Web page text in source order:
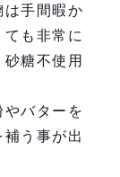
手間暇か
も非常に
糖不使用
バターを
う事が出